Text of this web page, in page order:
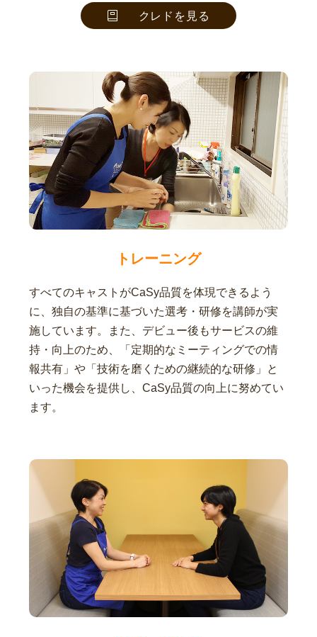
クレドを見る
トレーニング
すべてのキャストがCaSy品質を体現できるよう
に、独自の基準に基づいた選考・研修を講師が実
施しています。また、デビュー後もサービスの維
持・向上のため、「定期的なミーティングでの情
報共有」や「技術を磨くための継続的な研修」と
いった機会を提供し、CaSy品質の向上に努めてい
ます。